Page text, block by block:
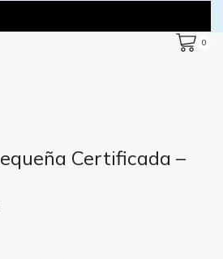
0
Certificada –